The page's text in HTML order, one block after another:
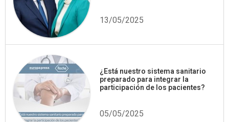
13/05/2025
¿Está nuestro sistema sanitario
preparado para integrar la
participación de los pacientes?
05/05/2025